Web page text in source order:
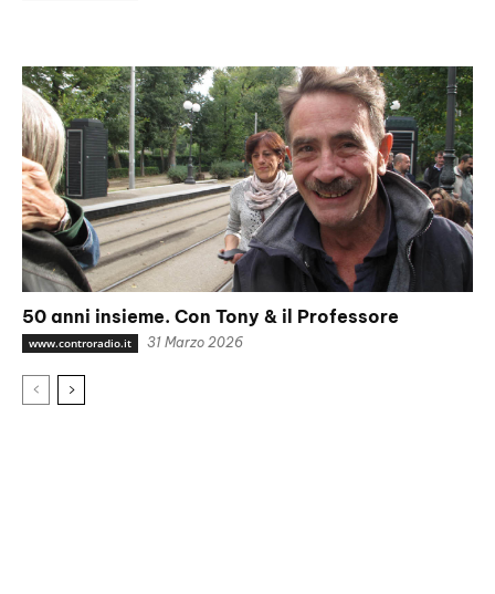
50 anni insieme. Con Tony & il Professore
www.controradio.it 31 Marzo 2026